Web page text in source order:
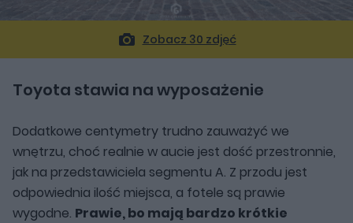
Zobacz 30 zdjęć
Toyota stawia na wyposażenie
Dodatkowe centymetry trudno zauważyć we
wnętrzu, choć realnie w aucie jest dość przestronnie,
jak na przedstawiciela segmentu A. Z przodu jest
odpowiednia ilość miejsca, a fotele są prawie
wygodne. Prawie, bo mają bardzo krótkie